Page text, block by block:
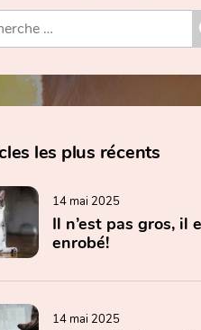
les plus récents
14 mai 2025
Il n’est pas gros, il
enrobé!
14 mai 2025